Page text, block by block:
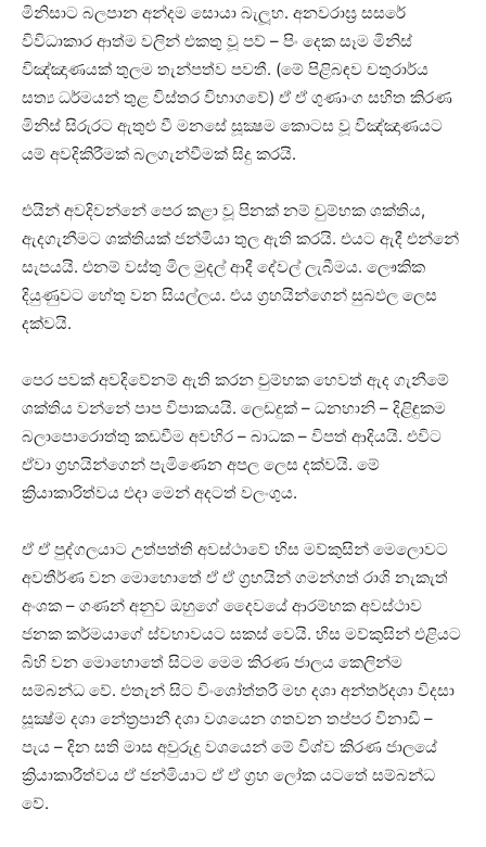
මිනිසාට බලපාන අන්දම සොයා බැලූහ. අනවරාඝ්‍ර සසරේ
විවිධාකාර ආත්ම වලින් එකතු වූ පව් – පිං දෙක සෑම මිනිස්‌
විඤ්ඤාණයක්‌ තුලම තැන්පත්ව පවතී. (මේ පිළිබඳව චතුරාර්ය
සත්‍ය ධර්මයන් තුළ විස්‌තර විභාගවේ) ඒ ඒ ගුණාංග සහිත කිරණ
මිනිස්‌ සිරුරට ඇතුළු වී මනසේ සූක්‍ෂම කොටස වූ විඤ්ඤාණයට
යම් අවදිකිරීමක්‌ බලගැන්වීමක්‌ සිදු කරයි.
එයින් අවදිවන්නේ පෙර කළා වූ පිනක්‌ නම් චුම්භක ශක්‌තිය,
ඇදගැනීමට ශක්‌තියක්‌ ජන්මියා තුල ඇති කරයි. එයට ඇදී එන්නේ
සැපයයි. එනම් වස්‌තු මිල මුදල් ආදී දේවල් ලැබීමය. ලෞකික
දියුණුවට හේතු වන සියල්ලය. එය ග්‍රහයින්ගෙන් සුබඵල ලෙස
දක්‌වයි.
පෙර පවක්‌ අවදිවේනම් ඇති කරන චුම්භක හෙවත් ඇද ගැනීමේ
ශක්‌තිය වන්නේ පාප විපාකයයි. ලෙඩදුක්‌ – ධනහානි – දිළිඳුකම
බලාපොරොත්තු කඩවීම අවහිර – බාධක – විපත් ආදියයි. එවිට
ඒවා ග්‍රහයින්ගෙන් පැමිණෙන අපල ලෙස දක්‌වයි. මේ
ක්‍රියාකාරිත්වය එදා මෙන් අදටත් වලංගුය.
ඒ ඒ පුද්ගලයාට උත්පත්ති අවස්‌ථාවේ හිස මව්කුසින් මෙලොවට
අවතීර්ණ වන මොහොතේ ඒ ඒ ග්‍රහයින් ගමන්ගත් රාශි නැකැත්
අංශක – ගණන් අනුව ඔහුගේ දෛවයේ ආරම්භක අවස්‌ථාව
ජනක කර්මයාගේ ස්‌වභාවයට සකස්‌ වෙයි. හිස මව්කුසින් එළියට
බිහි වන මොහොතේ සිටම මෙම කිරණ ජාලය කෙලින්ම
සම්බන්ධ වේ. එතැන් සිට විංශෝත්තරී මහ දශා අන්තර්දශා විදසා
සූක්‍ෂ්ම දශා නේත්‍රපානී දශා වශයෙන ගතවන තප්පර විනාඩි –
පැය – දින සති මාස අවුරුදු වශයෙන් මේ විශ්ව කිරණ ජාලයේ
ක්‍රියාකාරීත්වය ඒ ජන්මියාට ඒ ඒ ග්‍රහ ලෝක යටතේ සම්බන්ධ
වේ.